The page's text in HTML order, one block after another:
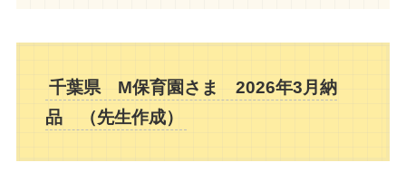
千葉県 M保育園さま 2026年3月納
品 （先生作成）